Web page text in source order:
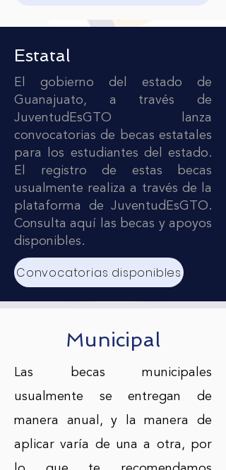
Estatal
El gobierno del estado de
Guanajuato, a través de
JuventudEsGTO lanza
convocatorias de becas estatales
para los estudiantes del estado.
El registro de estas becas
usualmente realiza a través de la
plataforma de JuventudEsGTO.
Consulta aquí las becas y apoyos
disponibles.
Convocatorias disponibles
Municipal
Las becas municipales
usualmente se entregan de
manera anual, y la manera de
aplicar varía de una a otra, por